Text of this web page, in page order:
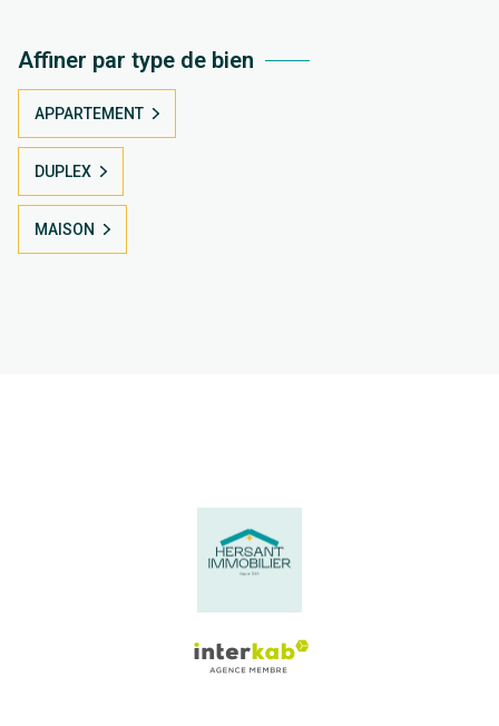
Affiner par type de bien
APPARTEMENT
DUPLEX
MAISON